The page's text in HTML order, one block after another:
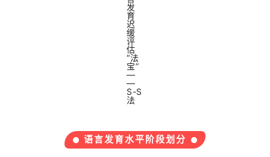
语言发育水平阶段划分